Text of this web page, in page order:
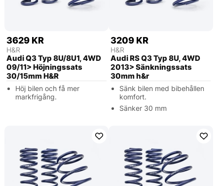
3629 KR
H&R
Audi Q3 Typ 8U/8U1, 4WD
09/11> Höjningssats
30/15mm H&R
Höj bilen och få mer
markfrigång.
3209 KR
H&R
Audi RS Q3 Typ 8U, 4WD
2013> Sänkningssats
30mm h&r
Sänk bilen med bibehållen
komfort.
Sänker 30 mm